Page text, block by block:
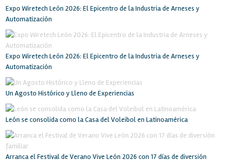
Expo Wiretech León 2026: El Epicentro de la Industria de Arneses y
Automatización
Expo Wiretech León 2026: El Epicentro de la Industria de Arneses y
Automatización
Un Agosto Histórico y Lleno de Experiencias
León se consolida como la Casa del Voleibol en Latinoamérica
Arranca el Festival de Verano Vive León 2026 con 17 días de diversión